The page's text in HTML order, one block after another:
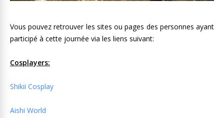
Vous pouvez retrouver les sites ou pages des personnes ayant
participé à cette journée via les liens suivant:
Cosplayers:
Shikii Cosplay
Aishi World